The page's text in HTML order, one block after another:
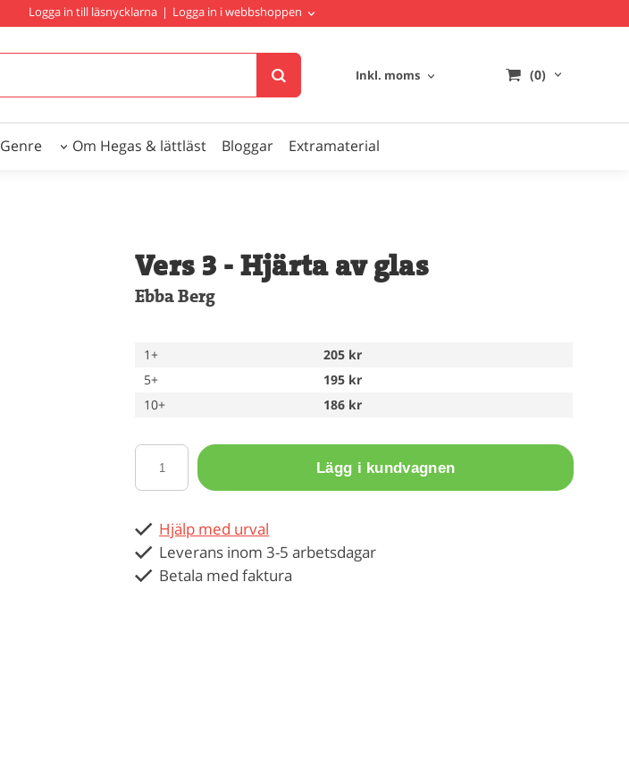
Logga in till läsnycklarna | Logga in i webbshoppen
Inkl. moms (0)
Genre Om Hegas & lättläst Bloggar Extramaterial
Vers 3 - Hjärta av glas
Ebba Berg
1+
205 kr
5+
195 kr
10+
186 kr
Lägg i kundvagnen
Hjälp med urval
Leverans inom 3-5 arbetsdagar
Betala med faktura